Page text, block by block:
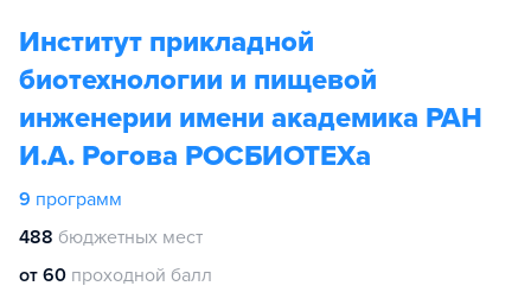
Институт прикладной
биотехнологии и пищевой
инженерии имени академика РАН
И.А. Рогова РОСБИОТЕХа
9 программ
488 бюджетных мест
от 60 проходной балл